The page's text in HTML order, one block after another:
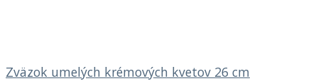
Zväzok umelých krémových kvetov 26 cm